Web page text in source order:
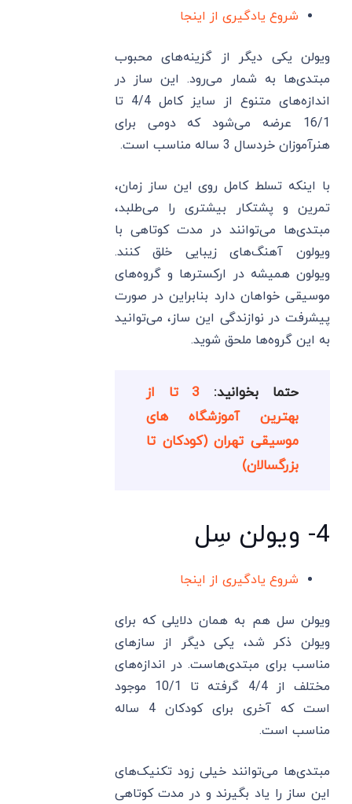
شروع یادگیری از اینجا
ویولن یکی دیگر از گزینه‌های محبوب
مبتدی‌ها به شمار می‌رود. این ساز در
اندازه‌های متنوع از سایز کامل 4/4 تا
16/1 عرضه می‌شود که دومی برای
هنرآموزان خردسال 3 ساله مناسب است.
با اینکه تسلط کامل روی این ساز زمان،
تمرین و پشتکار بیشتری را می‌طلبد،
مبتدی‌ها می‌توانند در مدت کوتاهی با
ویولون آهنگ‌های زیبایی خلق کنند.
ویولون همیشه در ارکسترها و گروه‌های
موسیقی خواهان دارد بنابراین در صورت
پیشرفت در نوازندگی این ساز، می‌توانید
به این گروه‌ها ملحق شوید.
حتما بخوانید:
3 تا از
بهترین آموزشگاه های
موسیقی تهران (کودکان تا
بزرگسالان)
4- ویولن سِل
شروع یادگیری از اینجا
ویولن سل هم به همان دلایلی که برای
ویولن ذکر شد، یکی دیگر از سازهای
مناسب برای مبتدی‌هاست. در اندازه‌های
مختلف از 4/4 گرفته تا 10/1 موجود
است که آخری برای کودکان 4 ساله
مناسب است.
مبتدی‌ها می‌توانند خیلی زود تکنیک‌های
این ساز را یاد بگیرند و در مدت کوتاهی